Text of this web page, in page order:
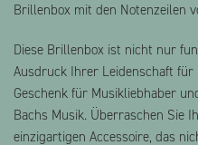
Brillenbox mit den Notenzeilen
Diese Brillenbox ist nicht nur
Ausdruck Ihrer Leidenschaft
Geschenk für Musikliebhaber
Bachs Musik. Überraschen Sie
einzigartigen Accessoire, das